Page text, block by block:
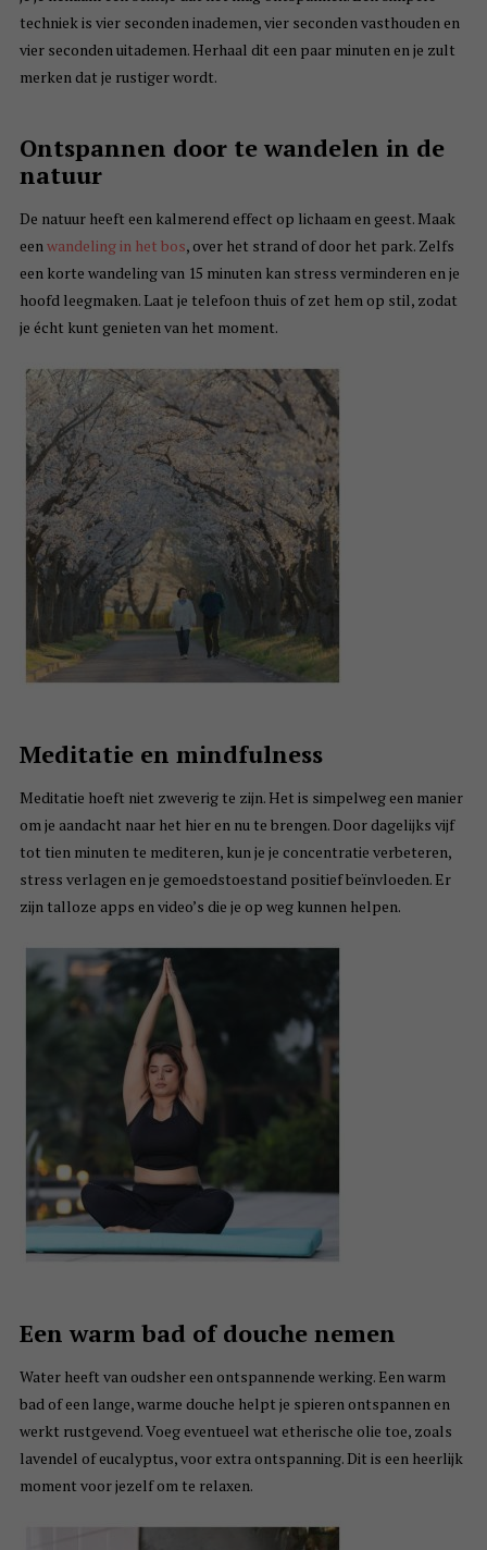
techniek is vier seconden inademen, vier seconden vasthouden en
vier seconden uitademen. Herhaal dit een paar minuten en je zult
merken dat je rustiger wordt.
Ontspannen door te wandelen in de
natuur
De natuur heeft een kalmerend effect op lichaam en geest. Maak
eenwandeling in het bos, over het strand of door het park. Zelfs
een korte wandeling van 15 minuten kan stress verminderen en je
hoofd leegmaken. Laat je telefoon thuis of zet hem op stil, zodat
je écht kunt genieten van het moment.
Meditatie en mindfulness
Meditatie hoeft niet zweverig te zijn. Het is simpelweg een manier
om je aandacht naar het hier en nu te brengen. Door dagelijks vijf
tot tien minuten te mediteren, kun je je concentratie verbeteren,
stress verlagen en je gemoedstoestand positief beïnvloeden. Er
zijn talloze apps en video’s die je op weg kunnen helpen.
Een warm bad of douche nemen
Water heeft van oudsher een ontspannende werking. Een warm
bad of een lange, warme douche helpt je spieren ontspannen en
werkt rustgevend. Voeg eventueel wat etherische olie toe, zoals
lavendel of eucalyptus, voor extra ontspanning. Dit is een heerlijk
moment voor jezelf om te relaxen.